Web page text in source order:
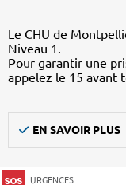
Le CHU de
Niveau 1.
Pour garantir une
appelez le 15 avant
EN SAVOIR PLUS
URGENCES